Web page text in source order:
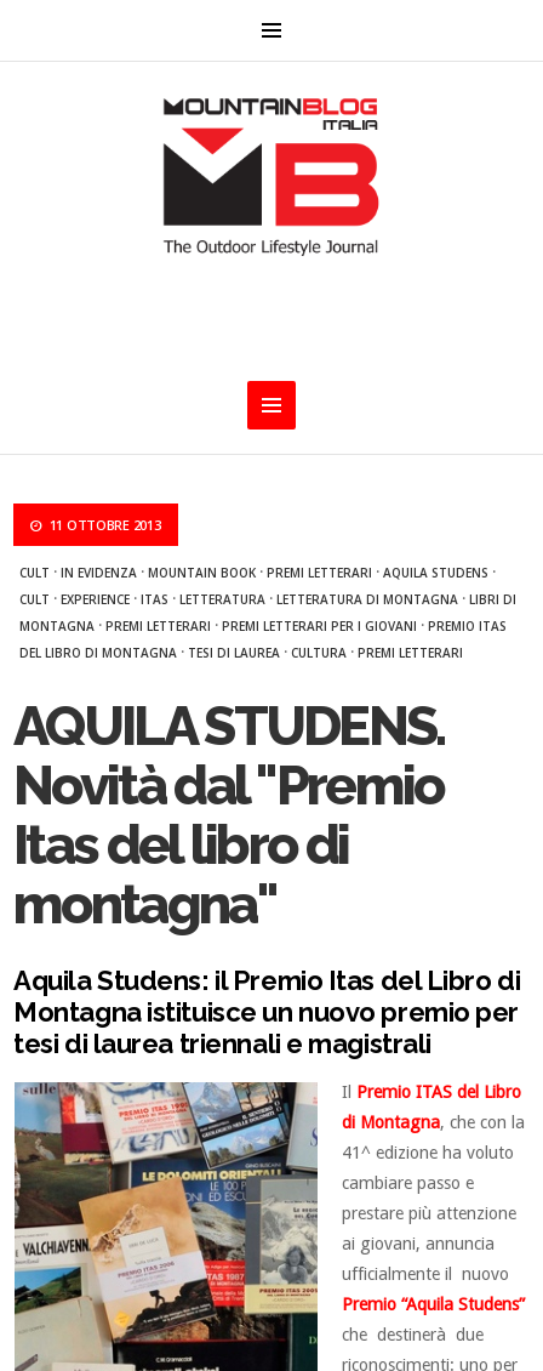
11 OTTOBRE 2013
CULT ·IN EVIDENZA ·MOUNTAIN BOOK ·PREMI LETTERARI ·AQUILA STUDENS ·
CULT ·EXPERIENCE ·ITAS ·LETTERATURA ·LETTERATURA DI MONTAGNA ·LIBRI DI
MONTAGNA ·PREMI LETTERARI ·PREMI LETTERARI PER I GIOVANI ·PREMIO ITAS
DEL LIBRO DI MONTAGNA · TESI DI LAUREA ·CULTURA ·PREMI LETTERARI
AQUILA STUDENS.
Novità dal "Premio
Itas del libro di
montagna"
Aquila Studens: il Premio Itas del Libro di
Montagna istituisce un nuovo premio per
tesi di laurea triennali e magistrali
Il Premio ITAS del Libro
di Montagna, che con la
41^ edizione ha voluto
cambiare passo e
prestare più attenzione
ai giovani, annuncia
ufficialmente il nuovo
Premio “Aquila Studens”
che destinerà due
riconoscimenti: uno per